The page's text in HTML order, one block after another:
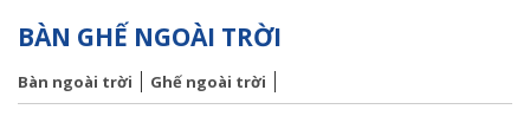
BÀN GHẾ NGOÀI TRỜI
Bàn ngoài trời Ghế ngoài trời